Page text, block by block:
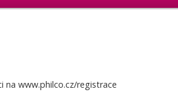
na www.philco.cz/registrace